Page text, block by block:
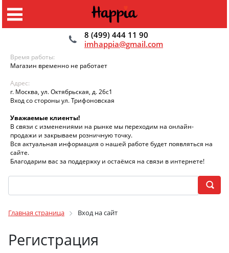
8 (499) 444 11 90
imhappia@gmail.com
Время работы:
Магазин временно не работает
Адрес:
г. Москва, ул. Октябрьская, д. 26с1
Вход со стороны ул. Трифоновская
Уважаемые клиенты!
В связи с изменениями на рынке мы переходим на онлайн-
продажи и закрываем розничную точку.
Вся актуальная информация о нашей работе будет появляться на
сайте.
Благодарим вас за поддержку и остаёмся на связи в интернете!
Главная страница Вход на сайт
Регистрация